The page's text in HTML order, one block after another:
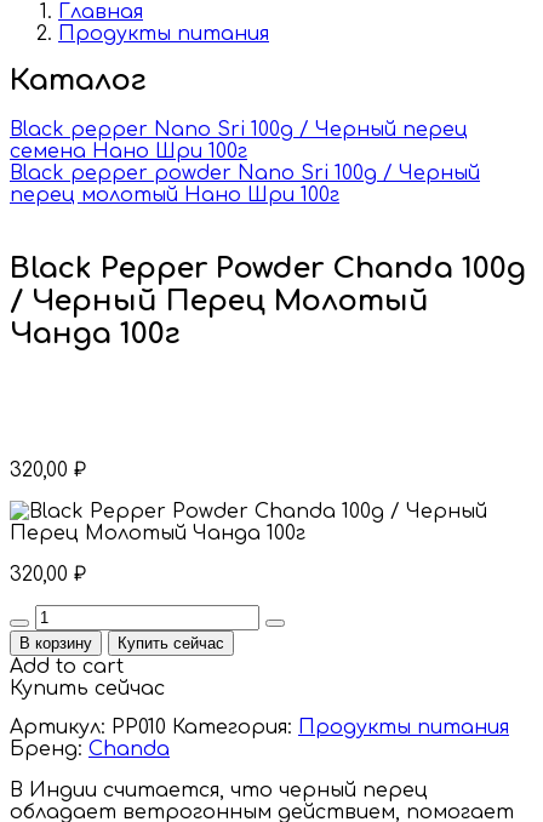
Главная
Продукты питания
Каталог
Black pepper Nano Sri 100g / Черный перец
семена Нано Шри 100г
Black pepper powder Nano Sri 100g / Черный
перец молотый Нано Шри 100г
Black Pepper Powder Chanda 100g
/ Черный Перец Молотый
Чанда 100г
320,00 ₽
320,00 ₽
Quantity
В корзину Купить сейчас
Add to cart
Купить сейчас
Артикул: PP010 Категория: Продукты питания
Бренд: Chanda
В Индии считается, что черный перец
обладает ветрогонным действием, помогает